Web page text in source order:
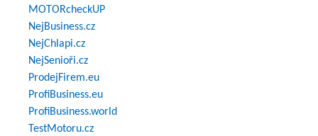
MOTORcheckUP
NejBusiness.cz
NejChlapi.cz
NejSenioři.cz
ProdejFirem.eu
ProfiBusiness.eu
ProfiBusiness.world
TestMotoru.cz